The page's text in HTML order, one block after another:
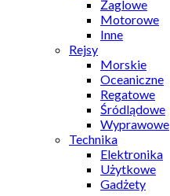
Żaglowe
Motorowe
Inne
Rejsy
Morskie
Oceaniczne
Regatowe
Śródlądowe
Wyprawowe
Technika
Elektronika
Użytkowe
Gadżety